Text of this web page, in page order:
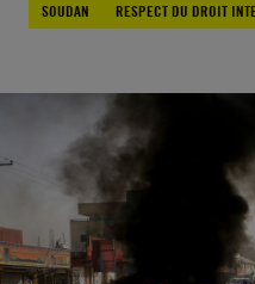
SOUDAN
RESPECT DU DROIT